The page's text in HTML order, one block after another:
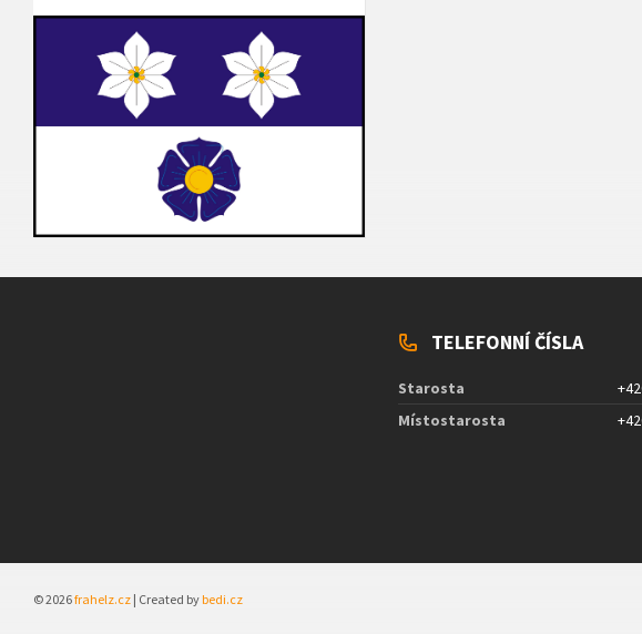
TELEFONNÍ ČÍSLA
Starosta
Místostarosta
© 2026frahelz.cz | Created bybedi.cz